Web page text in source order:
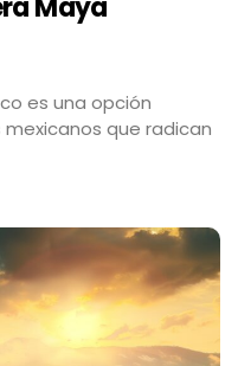
Maya
es una opción
que radican